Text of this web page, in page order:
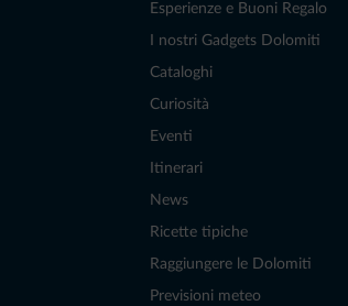
Esperienze e Buoni Regalo
I nostri Gadgets Dolomiti
Cataloghi
Curiosità
Eventi
Itinerari
News
Ricette tipiche
Raggiungere le Dolomiti
Previsioni meteo